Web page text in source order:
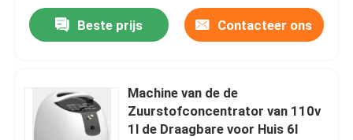
Producten
Fabrieksreis
Beste prijs Contacteer ons
Machine van de de
Zuurstofconcentrator van 110v
1l de Draagbare voor Huis 6l